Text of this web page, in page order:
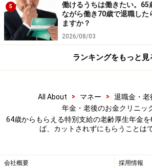
5
働けるうちは働きたい。65
ながら働き70歳で退職した
ますか？
2026/08/03
ランキングをもっと見
All About > マネー > 退職金・老
年金・老後のお金クリニッ
64歳からもらえる特別支給の老齢厚生年金
ば、カットされずにもらうことは
会社概要 採用情報